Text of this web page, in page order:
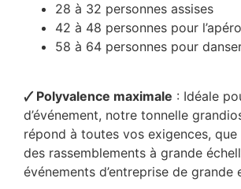
28 à 32 personnes assises
42 à 48 personnes pour l’apéro
58 à 64 personnes pour
🗸 Polyvalence maximale : Idéale
d’événement, notre tonnelle
répond à toutes vos exigences,
des rassemblements à grande
événements d’entreprise de grande